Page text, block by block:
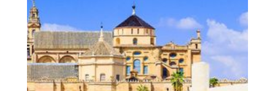
The many faces of
Andalusia
Malaga, Spain
Distance
Durée